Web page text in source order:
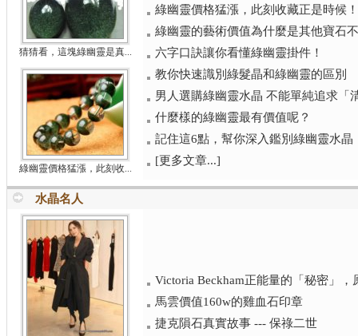
猜猜看，這塊綠幽靈是真...
綠幽靈價格猛漲，此刻收...
綠幽靈價格猛漲，此刻收藏正是時候！
綠幽靈的藝術價值為什麼是其他寶石
六字口訣讓你看懂綠幽靈掛件！
教你快速識別綠髮晶和綠幽靈的區別
男人選購綠幽靈水晶 不能單純追求「
什麼樣的綠幽靈最有價值呢？
記住這6點，幫你深入鑑別綠幽靈水晶
[更多文章...]
水晶名人
Victoria Beckham正能量的「秘密」，
馬雲價值160w的雞血石印章
捷克隕石真實故事 --- 保祿二世